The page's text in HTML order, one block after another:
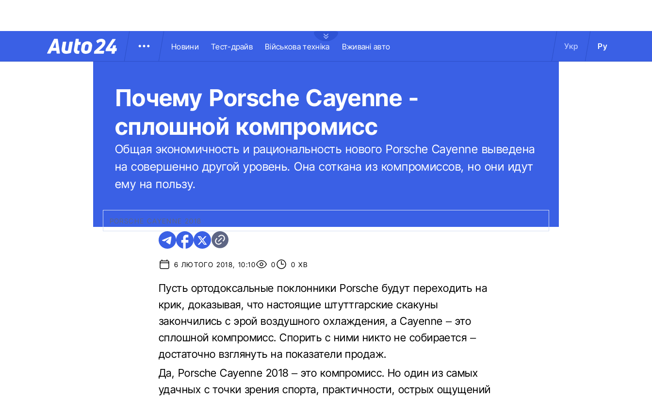
Новини Тест-драйв Військова техніка Вживані авто Укр Ру
Почему Porsche Cayenne -
сплошной компромисс
Общая экономичность и рациональность нового Porsche Cayenne выведена
на совершенно другой уровень. Она соткана из компромиссов, но они идут
ему на пользу.
PORSCHE CAYENNE 2018
6 ЛЮТОГО 2018, 10:10 0 0 ХВ
Пусть ортодоксальные поклонники Porsche будут переходить на
крик, доказывая, что настоящие штуттгарские скакуны
закончились с эрой воздушного охлаждения, а Cayenne – это
сплошной компромисс. Спорить с ними никто не собирается –
достаточно взглянуть на показатели продаж.
Да, Porsche Cayenne 2018 – это компромисс. Но один из самых
удачных с точки зрения спорта, практичности, острых ощущений